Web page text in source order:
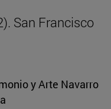
San Francisco
y Arte Navarro